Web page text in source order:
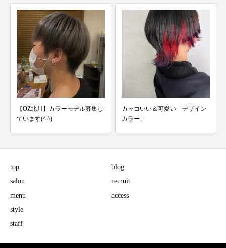
【OZ北川】カラーモデル募集し
ています(^ ^)
カッコいい＆可愛い「デザイン
カラー」
top
salon
menu
style
staff
blog
recruit
access